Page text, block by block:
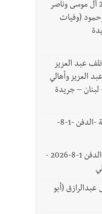
والتعازي في صيدا 5-8-2026 آل موسى وناصر
(وفيات
عبد العزيز
2-8-2026 آل عبد العزيز وأهالي
لبنان – جريدة
وفاة الحاج زكي حسن فريجة -الدفن -1-8-
وفاة بدرية يوسف بديري -الدفن 1-8-2026 -
عبدالرازق (أبو